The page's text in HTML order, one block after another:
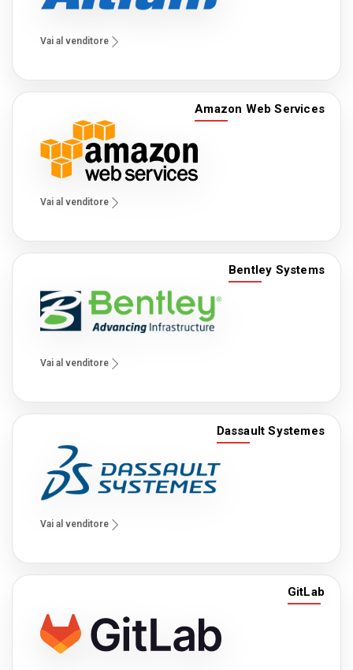
Vai al venditore
Amazon Web Services
Vai al venditore
Bentley Systems
Vai al venditore
Dassault Systemes
Vai al venditore
GitLab